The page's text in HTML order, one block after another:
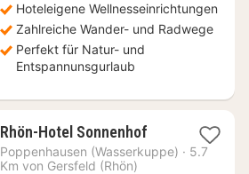
€
Hoteleigene Wellnesseinrichtungen
Zahlreiche Wander- und Radwege
Perfekt für Natur- und
Entspannunsgurlaub
Rhön-Hotel Sonnenhof1
Nacht
ab
Poppenhausen (Wasserkuppe) · 5.7
Km von Gersfeld (Rhön)